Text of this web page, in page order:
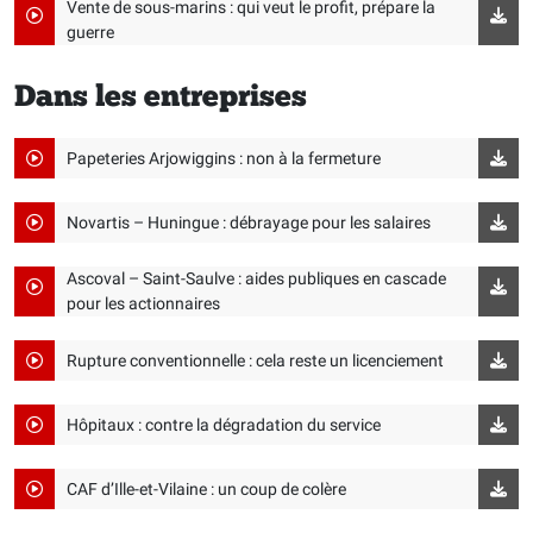
Vente de sous-marins : qui veut le profit, prépare la
guerre
Dans les entreprises
Papeteries Arjowiggins : non à la fermeture
Novartis – Huningue : débrayage pour les salaires
Ascoval – Saint-Saulve : aides publiques en cascade
pour les actionnaires
Rupture conventionnelle : cela reste un licenciement
Hôpitaux : contre la dégradation du service
CAF d’Ille-et-Vilaine : un coup de colère